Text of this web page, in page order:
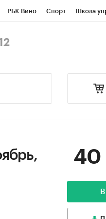
РБК Вино Спорт Школа
40